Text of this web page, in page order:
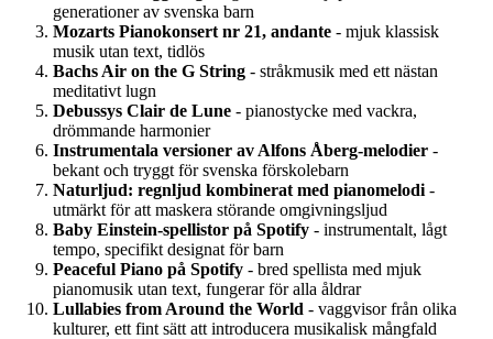
generationer av svenska barn
Mozarts Pianokonsert nr 21, andante - mjuk klassisk
musik utan text, tidlös
Bachs Air on the G String - stråkmusik med ett nästan
meditativt lugn
Debussys Clair de Lune - pianostycke med vackra,
drömmande harmonier
Instrumentala versioner av Alfons Åberg-melodier -
bekant och tryggt för svenska förskolebarn
Naturljud: regnljud kombinerat med pianomelodi -
utmärkt för att maskera störande omgivningsljud
Baby Einstein-spellistor på Spotify - instrumentalt, lågt
tempo, specifikt designat för barn
Peaceful Piano på Spotify - bred spellista med mjuk
pianomusik utan text, fungerar för alla åldrar
Lullabies from Around the World - vaggvisor från olika
kulturer, ett fint sätt att introducera musikalisk mångfald